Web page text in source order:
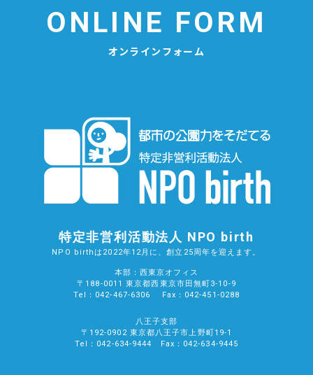
ONLINE FORM
オンラインフォーム
特定非営利活動法人 NPO birth
NPO birthは2022年12月に、創立25周年を迎えます。
本部：西東京オフィス
〒188-0011 東京都西東京市田無町3-10-9
Tel：042-467-6306 Fax：042-451-0288
八王子支部
〒192-0902 東京都八王子市上野町19-1
Tel：042-634-9444 Fax：042-634-9445